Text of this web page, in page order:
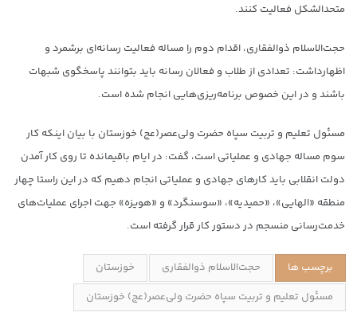
متحدالشکل فعالیت کنند.
حجت‌الاسلام ذوالفقاری، اقدام دوم را مساله فعالیت رسانه‌ای برشمرد و
اظهارداشت: تعدادی از طلاب و فعالان رسانه باید بتوانند پاسخگوی شبهات
باشند و در این خصوص برنامه‌ریزی‌هایی انجام شده است.
مسئول تعلیم و تربیت سپاه حضرت ولی‌عصر(عج) خوزستان با بیان اینکه کار
سوم مساله جهادی و عملیاتی است، گفت: در ایام باقیمانده تا روی کار آمدن
دولت انقلابی باید کارهای جهادی و عملیاتی انجام دهیم که در این راستا چهار
منطقه «الهایی»، «حمیدیه»، «سوسنگرد» و «هویزه» جهت اجرای عملیات‌های
خدمت‌رسانی منسجم در دستور کار قرار گرفته است.
برچسب ها حجت‌الاسلام ذوالفقاری
خوزستان
مسئول تعلیم و تربیت سپاه حضرت ولی‌عصر(عج) خوزستان